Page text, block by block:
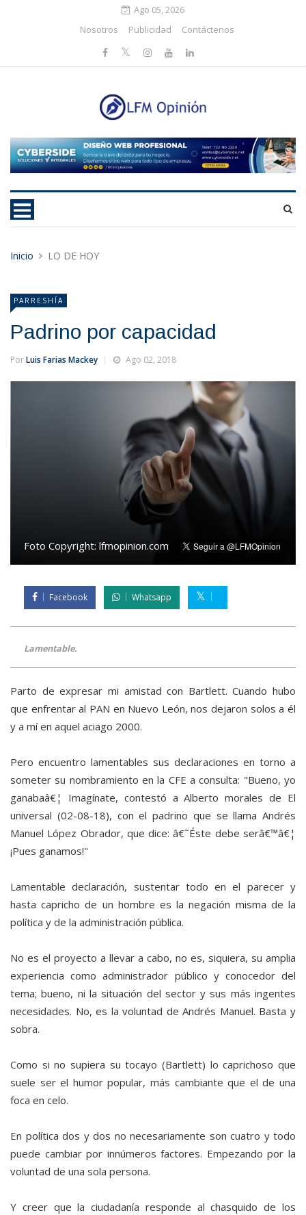
Ago 05, 2026
Nosotros
Publicidad Contáctenos
Inicio LO DE HOY
PARRESHÍA
Padrino por capacidad
PorLuis Farias Mackey Ago 02, 2018
Foto Copyright: lfmopinion.com
Facebook Whatsapp
Lamentable.
Parto de expresar mi amistad con Bartlett. Cuando hubo
que enfrentar al PAN en Nuevo León, nos dejaron solos a él
y a mí en aquel aciago 2000.
Pero encuentro lamentables sus declaraciones en torno a
someter su nombramiento en la CFE a consulta: "Bueno, yo
ganabaâ€¦ Imagínate, contestó a Alberto morales de El
universal (02-08-18), con el padrino que se llama Andrés
Manuel López Obrador, que dice: â€˜Éste debe serâ€™â€¦
¡Pues ganamos!"
Lamentable declaración, sustentar todo en el parecer y
hasta capricho de un hombre es la negación misma de la
política y de la administración pública.
No es el proyecto a llevar a cabo, no es, siquiera, su amplia
experiencia como administrador público y conocedor del
tema; bueno, ni la situación del sector y sus más ingentes
necesidades. No, es la voluntad de Andrés Manuel. Basta y
sobra.
Como si no supiera su tocayo (Bartlett) lo caprichoso que
suele ser el humor popular, más cambiante que el de una
foca en celo.
En política dos y dos no necesariamente son cuatro y todo
puede cambiar por innúmeros factores. Empezando por la
voluntad de una sola persona.
Y creer que la ciudadanía responde al chasquido de los